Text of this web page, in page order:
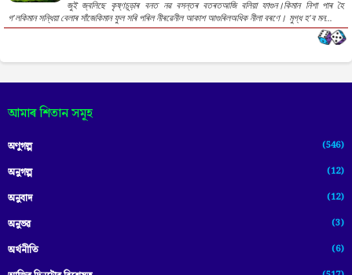
জুই জ্বলিছে কৃষ্ণচূড়াৰ বনত নৱ বসন্তৰ বতৰতআজি বলিয়া ফাগুন।কিমান নিশা পাৰ হৈ
গ'লকিমান সন্ধিয়া বেলাৰ সাঁজেকিমান ফুল সৰি পৰিল নীৰৱেনীল আকাশ আগুৰিলঅধিক নীলা বৰণে। মুগ্ধ হ'ব মন...
আমাৰ শিতান সমূহ
অণুগল্প (546)
অনুগল্প (12)
অনুবাদ (12)
অনুভৱ (3)
অৰ্থনীতি (6)